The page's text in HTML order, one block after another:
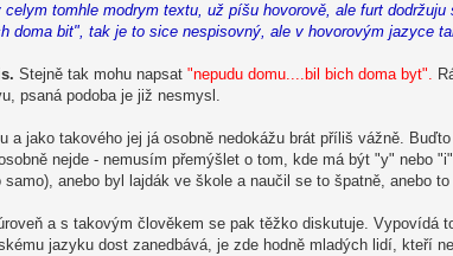
tomhle modrym textu, už píšu hovorově, ale furt
doma bit", tak je to sice nespisovný, ale v hovorovým jazyce
Stejně tak mohu napsat "nepudu domu....bil bich doma byt".
psaná podoba je již nesmysl.
jako takového jej já osobně nedokážu brát příliš vážně.
nejde - nemusím přemýšlet o tom, kde má být "y" nebo
anebo byl lajdák ve škole a naučil se to špatně, anebo to
a s takovým člověkem se pak těžko diskutuje. Vypovídá
jazyku dost zanedbává, je zde hodně mladých lidí, kteří